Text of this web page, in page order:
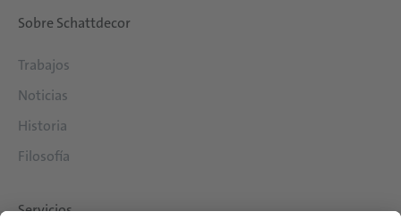
Sobre Schattdecor
Trabajos
Noticias
Historia
Filosofía
Servicios